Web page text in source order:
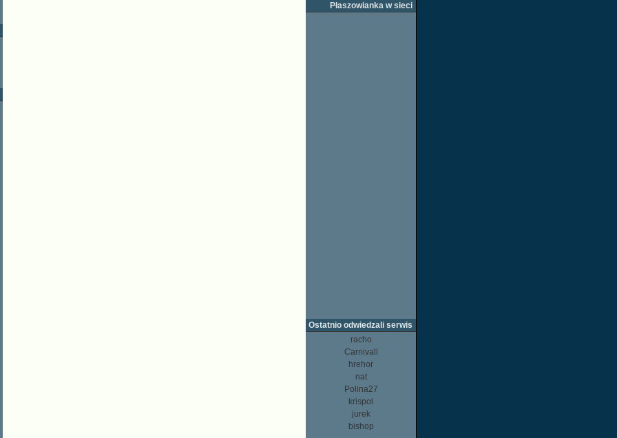
Płaszowianka w sieci
Ostatnio odwiedzali serwis
racho
Carnivall
hrehor
nat
Polina27
krispol
jurek
bishop